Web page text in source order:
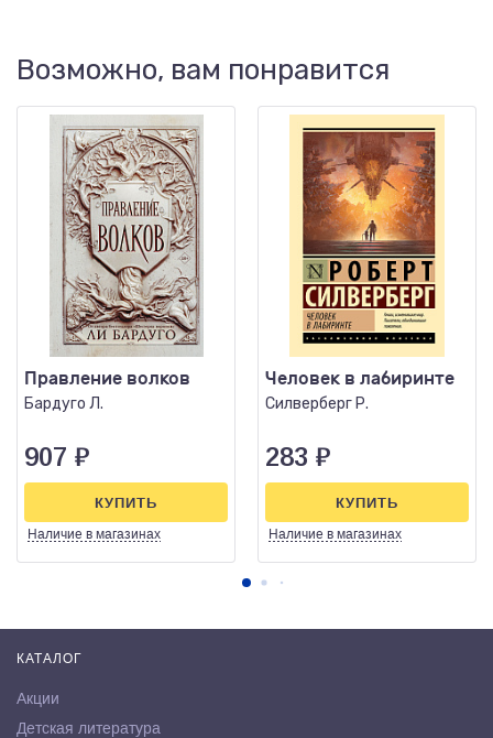
Возможно, вам понравится
Правление волков
Бардуго Л.
907 ₽
Наличие в магазинах
КУПИТЬ
Человек в лабиринте
Силверберг Р.
283 ₽
Наличие в магазинах
КУПИТЬ
КАТАЛОГ
Акции
Детская литература